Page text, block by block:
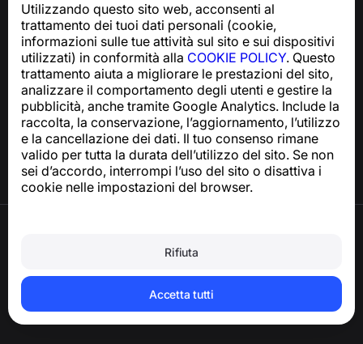
Utilizzando questo sito web, acconsenti al
trattamento dei tuoi dati personali (cookie,
informazioni sulle tue attività sul sito e sui dispositivi
utilizzati) in conformità alla COOKIE POLICY. Questo
trattamento aiuta a migliorare le prestazioni del sito,
analizzare il comportamento degli utenti e gestire la
pubblicità, anche tramite Google Analytics. Include la
raccolta, la conservazione, l’aggiornamento, l’utilizzo
e la cancellazione dei dati. Il tuo consenso rimane
valido per tutta la durata dell’utilizzo del sito. Se non
sei d’accordo, interrompi l’uso del sito o disattiva i
cookie nelle impostazioni del browser.
Rifiuta
Accetta tutti
Per richieste relative alla conformità al GDPR:
support@numbuster.com
Centro assistenza
Notizie e articoli
Informazioni sul progetto
Contatti
Eliminare l’account e i dati personali